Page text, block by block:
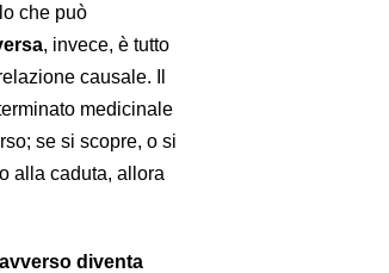
che può
, invece, è tutto
causale. Il
medicinale
se si scopre, o si
alla caduta, allora
diventa